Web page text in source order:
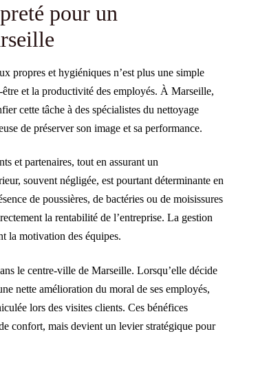
pour un
propres et hygiéniques n’est plus une simple
et la productivité des employés. À Marseille,
cette tâche à des spécialistes du nettoyage
de préserver son image et sa performance.
et partenaires, tout en assurant un
souvent négligée, est pourtant déterminante en
de poussières, de bactéries ou de moisissures
la rentabilité de l’entreprise. La gestion
la motivation des équipes.
le centre-ville de Marseille. Lorsqu’elle décide
nette amélioration du moral de ses employés,
lors des visites clients. Ces bénéfices
confort, mais devient un levier stratégique pour